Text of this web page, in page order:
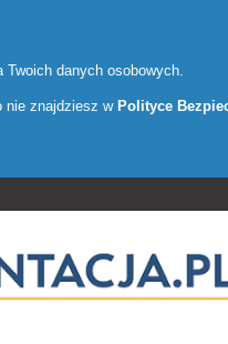
danych osobowych.
nie znajdziesz w Polityce